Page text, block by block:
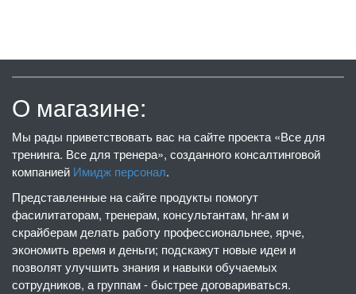
О магазине:
Мы рады приветствовать вас на сайте проекта «Все для
тренинга. Все для тренера», созданного консалтинговой
компанией Имидж персонал.
Представленные на сайте продукты помогут
фасилитаторам, тренерам, консультантам, hr-ам и
скрайберам делать работу профессиональнее, ярче,
экономить время и деньги; подскажут новые идеи и
позволят улучшить знания и навыки обучаемых
сотрудников, а группам - быстрее договариваться.